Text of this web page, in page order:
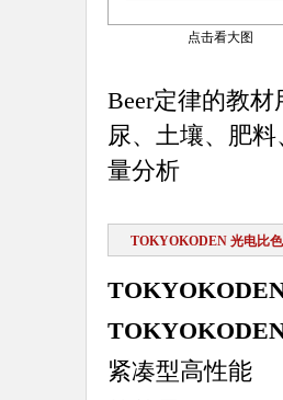
点击看大图
Beer定律的教
尿、土壤、肥
量分析
TOKYOKODEN 光电比
紧凑型高性能